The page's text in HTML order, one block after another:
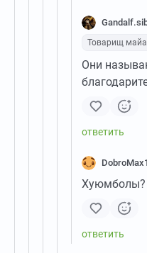
Товарищ
Они
DobroMax1
Хуюмболы?